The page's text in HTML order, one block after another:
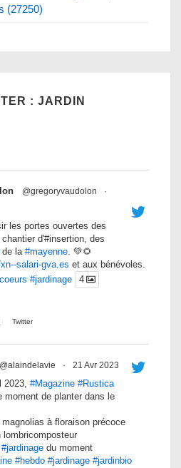
(27250)
: JARDIN
@gregoryvaudolon
·
les portes ouvertes des
d'#insertion, des
de la #mayenne. 💚🌻
salari-gva.es et aux bénévoles.
#jardinage 4
Twitter
@alaindelavie · 21 Avr 2023
2023, #Magazine #Rustica
moment de planter dans le
à floraison précoce
#jardinage du moment
#hebdo #jardinage #jardinbio